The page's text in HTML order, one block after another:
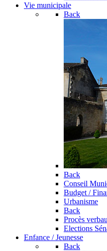
Vie municipale
Back
Back
Conseil
Budget /
Urbanisme
Back
Procès
Elections
Enfance / Jeunesse
Back